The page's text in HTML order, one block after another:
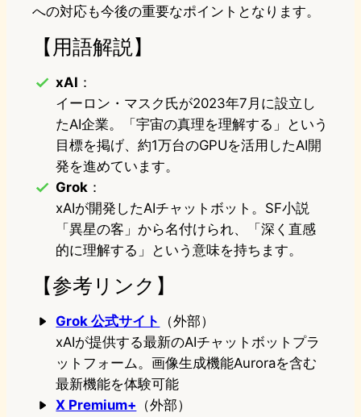
への対応も今後の重要なポイントとなります。
【用語解説】
xAI ：
イーロン・マスク氏が2023年7月に設立し
たAI企業。「宇宙の真理を理解する」という
目標を掲げ、約1万台のGPUを活用したAI開
発を進めています。
Grok ：
xAIが開発したAIチャットボット。SF小説
「異星の客」から名付けられ、「深く直感
的に理解する」という意味を持ちます。
【参考リンク】
Grok 公式サイト
（外部）
xAIが提供する最新のAIチャットボットプラ
ットフォーム。画像生成機能Auroraを含む
最新機能を体験可能
X Premium+ （外部）